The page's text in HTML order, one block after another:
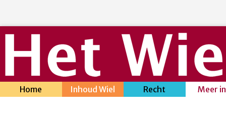
Home Inhoud Wiel Recht Meer